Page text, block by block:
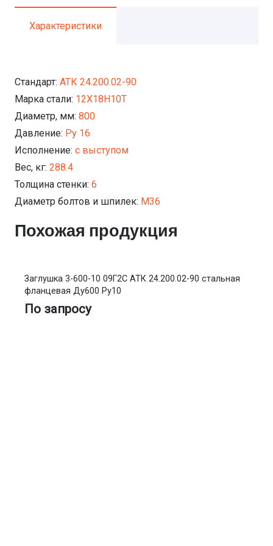
Характеристики
Стандарт: АТК 24.200.02-90
Марка стали: 12Х18Н10Т
Диаметр, мм: 800
Давление: Ру 16
Исполнение: с выступом
Вес, кг: 288.4
Толщина стенки: 6
Диаметр болтов и шпилек: М36
Похожая продукция
Заглушка 3-600-10 09Г2С АТК 24.200.02-90 стальная
фланцевая Ду600 Ру10
По запросу